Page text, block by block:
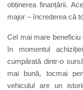
obținerea finanțării.
major – încrederea că
Cel mai mare
în momentul
cumpărată dintr-o
mai bună, tocmai
vehiculul are un